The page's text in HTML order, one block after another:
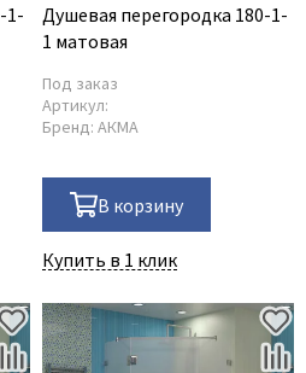
1-
Душевая перегородка 180-1-
1 матовая
Под заказ
Артикул:
Бренд: АКМА
В корзину
Купить в 1 клик